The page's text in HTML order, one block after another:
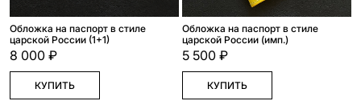
Обложка на паспорт в стиле
царской России (1+1)
8 000 ₽
КУПИТЬ
Обложка на паспорт в стиле
царской России (имп.)
5 500 ₽
КУПИТЬ